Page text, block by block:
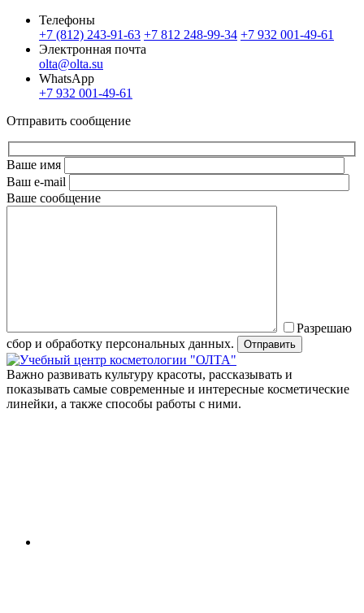
Телефоны
+7 (812) 243-91-63 +7 812 248-99-34 +7 932 001-49-61
Электронная почта
olta@olta.su
WhatsApp
+7 932 001-49-61
Отправить сообщение
Ваше имя
Ваш e-mail
Ваше сообщение
Разрешаю
сбор и обработку персональных данных.
Важно развивать культуру красоты, рассказывать и
показывать самые современные и интересные косметические
линейки, а также способы работы с ними.